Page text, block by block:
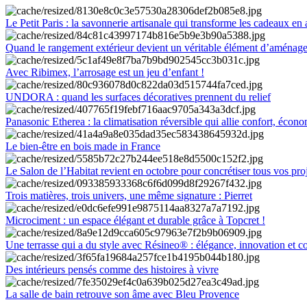
Le Petit Paris : la savonnerie artisanale qui transforme les cadeaux en
Quand le rangement extérieur devient un véritable élément
Avec Ribimex, l’arrosage est un jeu d’enfant !
UNDORA : quand les surfaces décoratives prennent du relief
Panasonic Etherea : la climatisation réversible qui allie confort,
Le bien-être en bois made in France
Le Salon de l’Habitat revient en octobre pour concrétiser tous vos
Trois matières, trois univers, une même signature : Pierret
Microciment : un espace élégant et durable grâce à Topcret !
Une terrasse qui a du style avec Résineo® : élégance, innovation et
Des intérieurs pensés comme des histoires à vivre
La salle de bain retrouve son âme avec Bleu Provence